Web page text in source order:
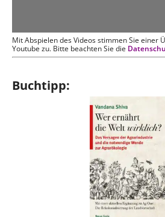
Mit Abspielen des Videos stimmen Sie einer
Youtube zu. Bitte beachten Sie die
Buchtipp: